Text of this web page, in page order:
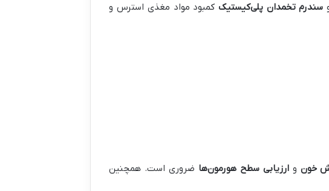
سندرم تخمدان پلی‌کیستیک کمبود مواد مغذی استرس و
خون وارزیابی سطح هورمون‌ها ضروری است. همچنین